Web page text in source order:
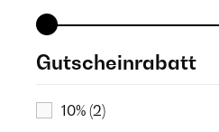
Gutscheinrabatt
10% (2)